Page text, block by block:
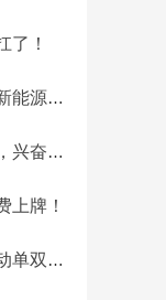
了！
100%采购
挑战？
上牌！
限行！